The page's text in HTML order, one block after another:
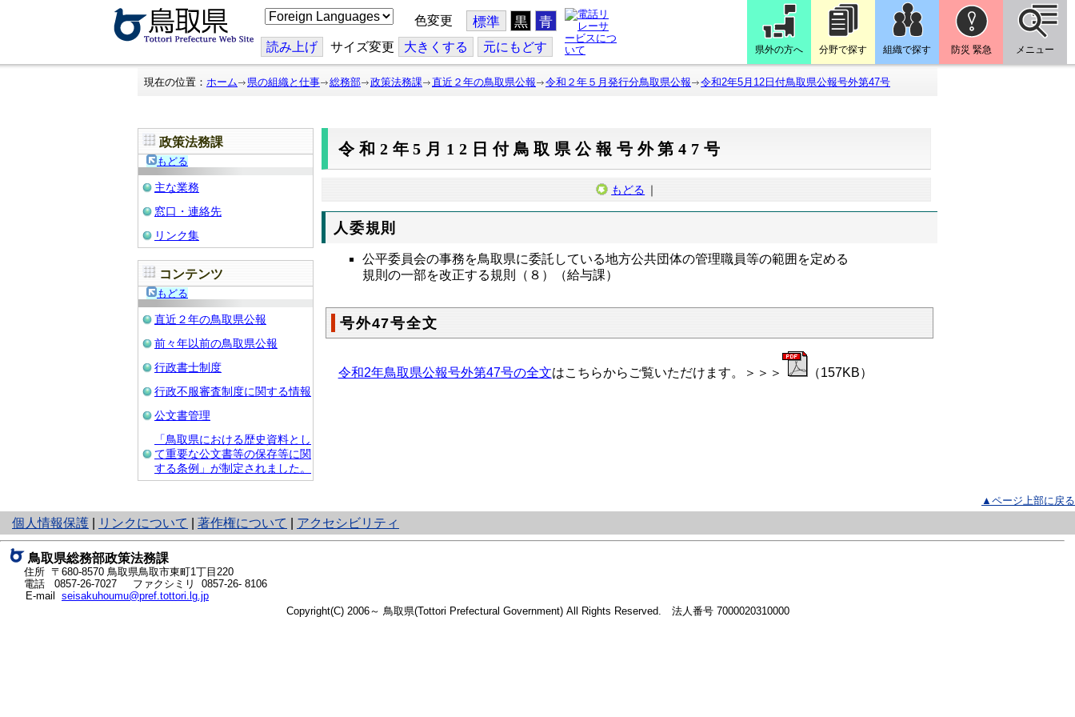
こ
の
ジ
を
翻
色変更 標準 黒 青
読み上げ サイズ変更 大きくする 元にもどす 県外の方へ 分野で探す 組織で探す 防災 緊急 メニュー
現在の位置： ホーム 県の組織と仕事 総務部 政策法務課 直近２年の鳥取県公報 令和２年５月発行分鳥取県公報 令和2年5月12日付鳥取県公報号外第47号
政策法務課
もどる
主な業務
窓口・連絡先
リンク集
コンテンツ
もどる
直近２年の鳥取県公報
前々年以前の鳥取県公報
行政書士制度
行政不服審査制度に関する情報
公文書管理
「鳥取県における歴史資料とし
て重要な公文書等の保存等に関
する条例」が制定されました。
令和2年5月12日付鳥取県公報号外第47号
もどる ｜
人委規則
公平委員会の事務を鳥取県に委託している地方公共団体の管理職員等の範囲を定める
規則の一部を改正する規則（８）（給与課）
号外47号全文
令和2年鳥取県公報号外第47号の全文はこちらからご覧いただけます。＞＞＞ （157KB）
▲ページ上部に戻る
個人情報保護
と
り
ネ
ッ
ト
へ
リンクについて 著作権について アクセシビリティ
鳥取県総務部政策法務課
住所 〒680-8570 鳥取県鳥取市東町1丁目220
電話 0857-26-7027
ファクシミリ 0857-26- 8106
E-mail seisakuhoumu@pref.tottori.lg.jp
Copyright(C) 2006～ 鳥取県(Tottori Prefectural Government) All Rights Reserved. 法人番号 7000020310000